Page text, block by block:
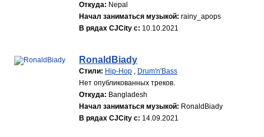
Откуда: Nepal
Начал заниматься музыкой: rainy_apops
В рядах CJCity с: 10.10.2021
RonaldBiady
Стили: Hip-Hop , Drum'n'Bass
Нет опубликованных треков.
Откуда: Bangladesh
Начал заниматься музыкой: RonaldBiady
В рядах CJCity с: 14.09.2021